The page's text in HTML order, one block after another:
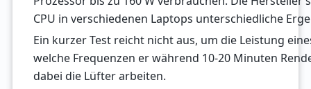
CPU in verschiedenen Laptops unterschiedliche
Ein kurzer Test reicht nicht aus, um die Leistung
welche Frequenzen er während 10-20 Minuten
dabei die Lüfter arbeiten.